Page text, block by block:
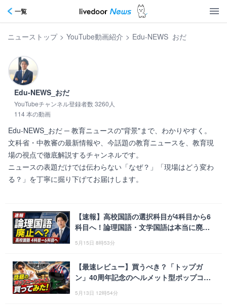
一覧
ニューストップ > YouTube動画紹介 > Edu-NEWS_おだ
Edu-NEWS_おだ
YouTubeチャンネル登録者数 3260人
114 本の動画
Edu-NEWS_おだ ─ 教育ニュースの"背景"まで、わかりやすく。
文科省・中教審の最新情報や、今話題の教育ニュースを、教育現
場の視点で徹底解説するチャンネルです。
ニュースの表題だけでは伝わらない「なぜ？」「現場はどう変わ
る？」を丁寧に掘り下げてお届けします。
【速報】高校国語の選択科目が4科目から6
科目へ！論理国語・文学国語は本当に廃止
5月15日 8時53分
【最速レビュー】買うべき？「トップガ
ン」40周年記念のヘルメット型ポップコー
5月13日 12時54分